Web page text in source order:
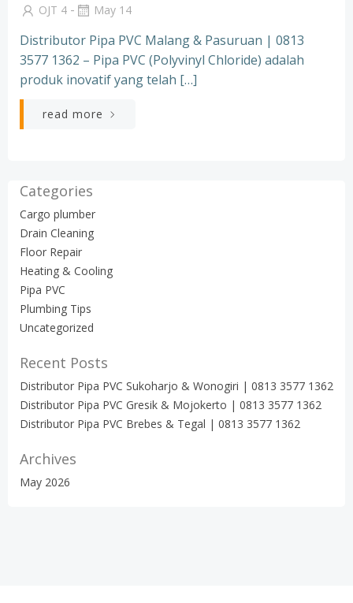
OJT 4 - May 14
Distributor Pipa PVC Malang & Pasuruan | 0813
3577 1362 – Pipa PVC (Polyvinyl Chloride) adalah
produk inovatif yang telah […]
read more
Categories
Cargo plumber
Drain Cleaning
Floor Repair
Heating & Cooling
Pipa PVC
Plumbing Tips
Uncategorized
Recent Posts
Distributor Pipa PVC Sukoharjo & Wonogiri | 0813 3577 1362
Distributor Pipa PVC Gresik & Mojokerto | 0813 3577 1362
Distributor Pipa PVC Brebes & Tegal | 0813 3577 1362
Archives
May 2026